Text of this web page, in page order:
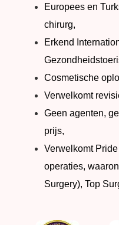
Europees en
chirurg,
Erkend
Cosmetische
Verwelkomt
Geen agenten,
prijs,
Verwelkomt
operaties,
Surgery), Top